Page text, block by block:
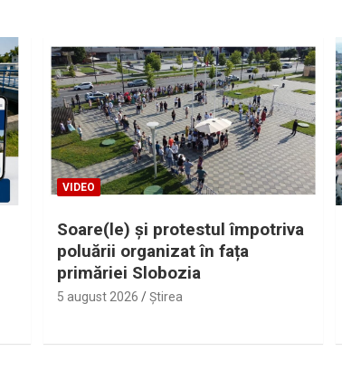
VIDEO
Soare(le) și protestul împotriva
poluării organizat în fața
primăriei Slobozia
5 august 2026 Ştirea